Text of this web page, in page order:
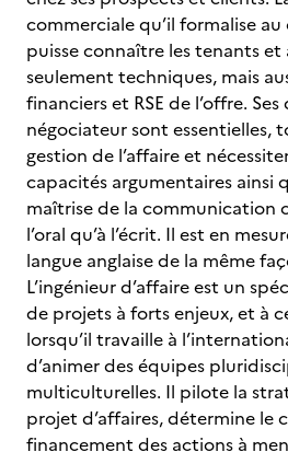
commerciale qu’il formalise
puisse connaître les tenants
seulement techniques, mais
financiers et RSE de l’offre.
négociateur sont essentielles,
gestion de l’affaire et
capacités argumentaires ainsi
maîtrise de la communication
l’oral qu’à l’écrit. Il est en
langue anglaise de la même
L’ingénieur d’affaire est un
de projets à forts enjeux, et à
lorsqu’il travaille à
d’animer des équipes
multiculturelles. Il pilote la
projet d’affaires, détermine le
financement des actions à